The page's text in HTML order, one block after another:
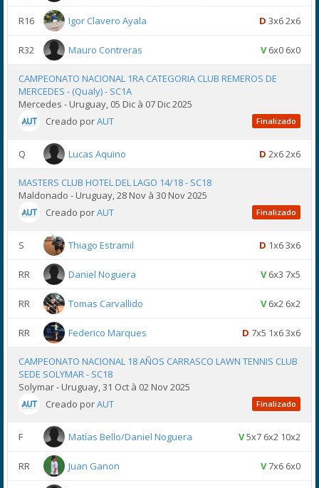
R16 Igor Clavero Ayala D 3x6 2x6
R32 Mauro Contreras V6x0 6x0
CAMPEONATO NACIONAL 1RA CATEGORIA CLUB REMEROS DE
MERCEDES - (Qualy) - SC1A
Mercedes - Uruguay, 05 Dic à 07 Dic 2025
Creado porAUT Finalizado
Q Lucas Aquino D 2x6 2x6
MASTERS CLUB HOTEL DEL LAGO 14/18 - SC18
Maldonado - Uruguay, 28 Nov à 30 Nov 2025
Creado porAUT Finalizado
S Thiago Estramil D 1x6 3x6
RR Daniel Noguera V6x3 7x5
RR Tomas Carvallido V6x2 6x2
RR Federico Marques D 7x5 1x6 3x6
CAMPEONATO NACIONAL 18 AÑOS CARRASCO LAWN TENNIS CLUB
SEDE SOLYMAR - SC18
Solymar - Uruguay, 31 Oct à 02 Nov 2025
Creado porAUT Finalizado
F Matías Bello/Daniel Noguera V5x7 6x2 10x2
RR Juan Ganon V7x6 6x0